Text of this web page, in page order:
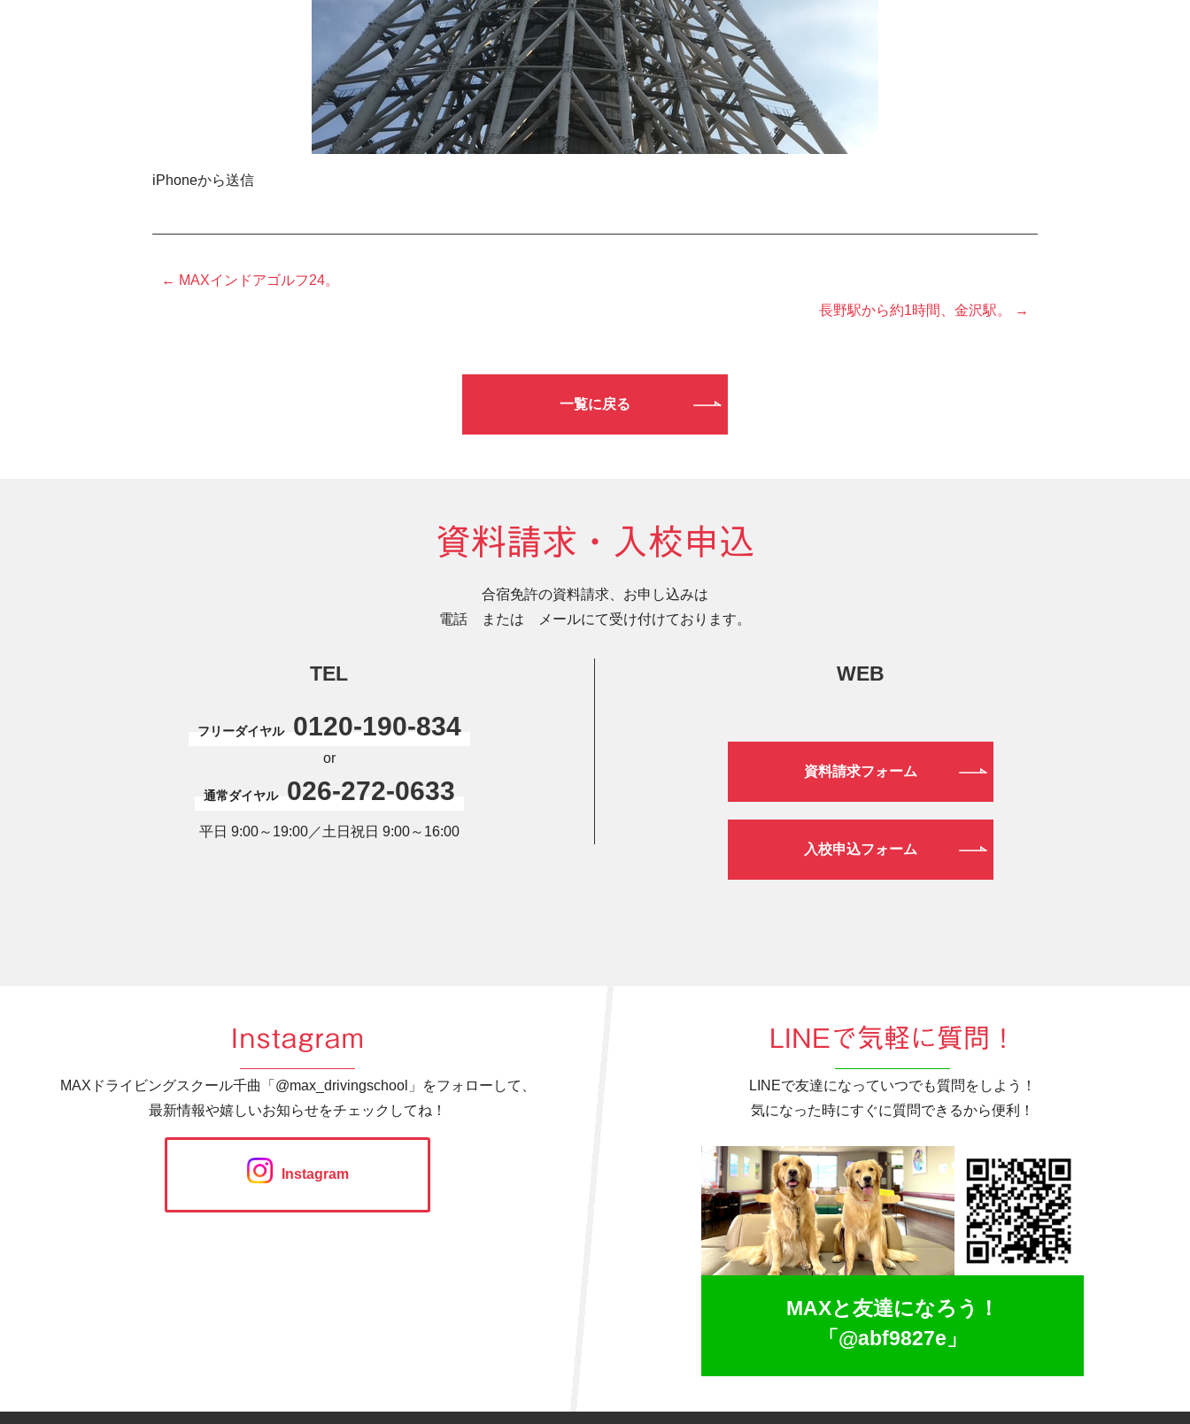
iPhoneから送信
← MAXインドアゴルフ24。
長野駅から約1時間、金沢駅。 →
一覧に戻る
資料請求・入校申込
合宿免許の資料請求、お申し込みは
電話 または メールにて受け付けております。
TEL
フリーダイヤル 0120-190-834
or
通常ダイヤル 026-272-0633
平日 9:00～19:00／土日祝日 9:00～16:00
WEB
資料請求フォーム
入校申込フォーム
Instagram
MAXドライビングスクール千曲「@max_drivingschool」をフォローして、
最新情報や嬉しいお知らせをチェックしてね！
Instagram
LINEで気軽に質問！
LINEで友達になっていつでも質問をしよう！
気になった時にすぐに質問できるから便利！
MAXと友達になろう！
「@abf9827e」